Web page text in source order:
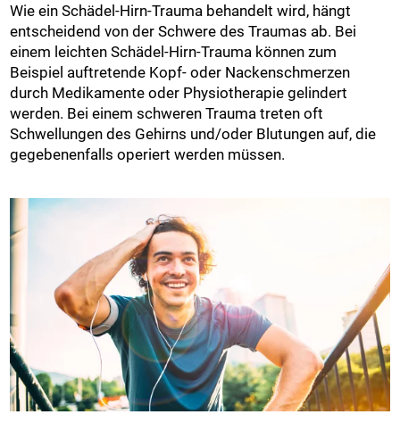
Wie ein Schädel-Hirn-Trauma behandelt wird, hängt
entscheidend von der Schwere des Traumas ab. Bei
einem leichten Schädel-Hirn-Trauma können zum
Beispiel auftretende Kopf- oder Nackenschmerzen
durch Medikamente oder Physiotherapie gelindert
werden. Bei einem schweren Trauma treten oft
Schwellungen des Gehirns und/oder Blutungen auf, die
gegebenenfalls operiert werden müssen.